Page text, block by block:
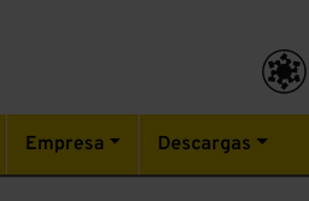
Empresa Descargas